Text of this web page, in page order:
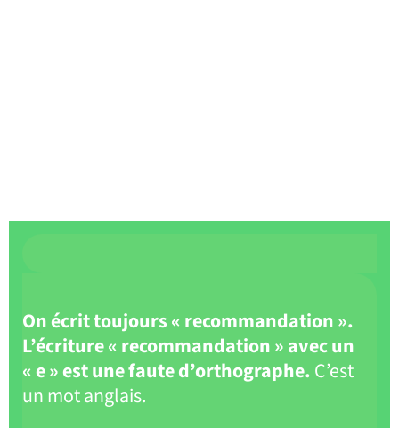
On écrit toujours « recommandation ».
L’écriture « recommandation » avec un
« e » est une faute d’orthographe.C’est
un mot anglais.